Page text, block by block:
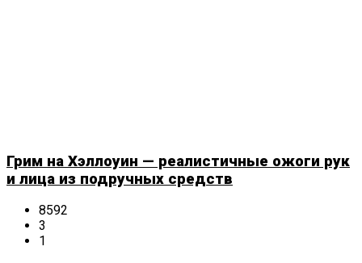
Грим на Хэллоуин — реалистичные ожоги рук
и лица из подручных средств
8592
3
1